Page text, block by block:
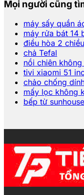
Mọi người cũng
máy sấy quần
máy rửa bát 14
điều hòa 2 chiều
chả Tefal
nồi chiên không
tivi xiaomi 51
chảo chống
mấy lọc không
bếp từ sunhouse